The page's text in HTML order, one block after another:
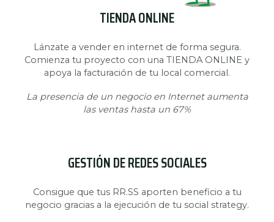
TIENDA ONLINE
Lánzate a vender en internet de forma segura.
Comienza tu proyecto con una TIENDA ONLINE y
apoya la facturación de tu local comercial.
La presencia de un negocio en Internet aumenta
las ventas hasta un 67%
GESTIÓN DE REDES SOCIALES
Consigue que tus RR.SS aporten beneficio a tu
negocio gracias a la ejecución de tu social strategy.